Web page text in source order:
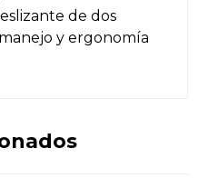
de dos
y ergonomía